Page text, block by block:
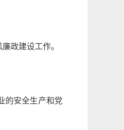
政建设工作。
的安全生产和党